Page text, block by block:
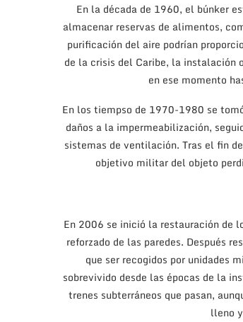
En la década de 1960, el búnker
almacenar reservas de alimentos,
purificación del aire podrían
de la crisis del Caribe, la instalación
en ese momento
En los tiempso de 1970-1980 se
daños a la impermeabilización,
sistemas de ventilación. Tras el fin
objetivo militar del objeto
En 2006 se inició la restauración de
reforzado de las paredes. Después
que ser recogidos por unidades
sobrevivido desde las épocas de la
trenes subterráneos que pasan,
lleno